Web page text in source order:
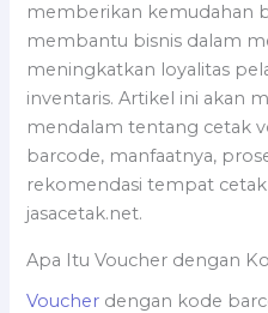
memberikan kemudahan
membantu bisnis dalam
meningkatkan loyalitas
inventaris. Artikel ini akan
mendalam tentang cetak
barcode, manfaatnya,
rekomendasi tempat
jasacetak.net.
Apa Itu Voucher dengan
Voucher dengan kode